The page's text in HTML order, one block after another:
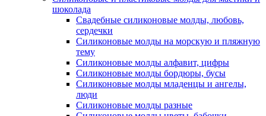
шоколада
Свадебные силиконовые молды, любовь,
сердечки
Силиконовые молды на морскую и пляжную
тему
Силиконовые молды алфавит, цифры
Силиконовые молды бордюры, бусы
Силиконовые молды младенцы и ангелы,
люди
Силиконовые молды разные